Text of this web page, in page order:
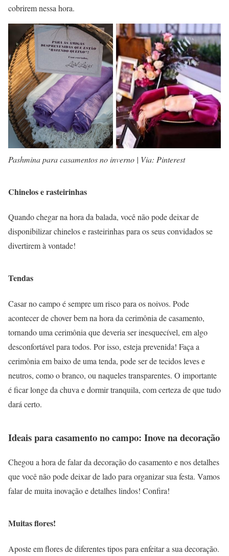
cobrirem nessa hora.
Pashmina para casamentos no inverno | Via: Pinterest
Chinelos e rasteirinhas
Quando chegar na hora da balada, você não pode deixar de
disponibilizar chinelos e rasteirinhas para os seus convidados se
divertirem à vontade!
Tendas
Casar no campo é sempre um risco para os noivos. Pode
acontecer de chover bem na hora da cerimônia de casamento,
tornando uma cerimônia que deveria ser inesquecível, em algo
desconfortável para todos. Por isso, esteja prevenida! Faça a
cerimônia em baixo de uma tenda, pode ser de tecidos leves e
neutros, como o branco, ou naqueles transparentes. O importante
é ficar longe da chuva e dormir tranquila, com certeza de que tudo
dará certo.
Ideais para casamento no campo: Inove na decoração
Chegou a hora de falar da decoração do casamento e nos detalhes
que você não pode deixar de lado para organizar sua festa. Vamos
falar de muita inovação e detalhes lindos! Confira!
Muitas flores!
Aposte em flores de diferentes tipos para enfeitar a sua decoração.